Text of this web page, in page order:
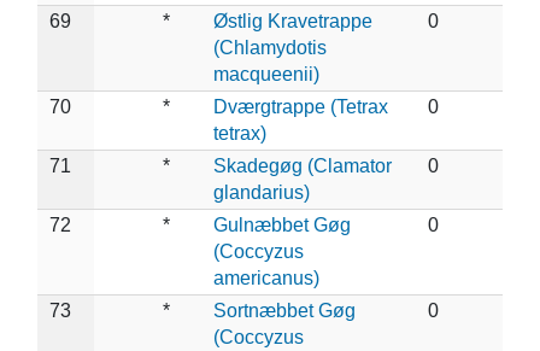
69
*
Østlig Kravetrappe
(Chlamydotis
macqueenii)
0
70 *
Dværgtrappe (Tetrax
tetrax)
0
71 *
Skadegøg (Clamator
glandarius)
0
72 *
Gulnæbbet Gøg
(Coccyzus
americanus)
0
73 *
Sortnæbbet Gøg
(Coccyzus
0